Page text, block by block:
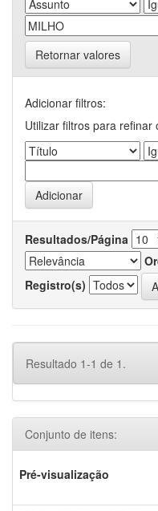
Retornar valores
Adicionar filtros:
Utilizar filtros para refinar
Resultados/Página
Registro(s)
Resultado 1-1 de 1.
Conjunto de itens:
Pré-visualização